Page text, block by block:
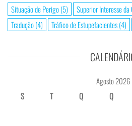
Situação de Perigo(5) Superior Interesse da
Tradução(4) Tráfico de Estupefacientes(4)
Agosto 2026
S
T Q Q